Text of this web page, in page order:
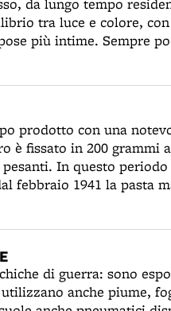
tra luce e colore,
più intime. Sempre
giovani, che tiene
naturalmente,
gusto, manifestatosi
e Corsi trovò
(Contini). La cosa
sarà
romana e la
scandalo presentando, a
L'edizione del 1958
prodotto con una
è fissato in 200 grammi
In questo
febbraio 1941 la pasta
è libera quella gialla per
del mercato
di guerra: sono
anche piume,